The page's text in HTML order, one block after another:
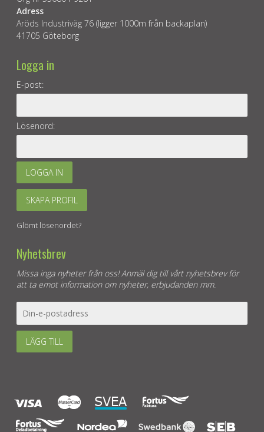
Adress
Aröds Industriväg 76 (ligger 1000m från backaplan)
41705 Göteborg
Logga in
E-post:
Lösenord:
LOGGA IN
SKAPA PROFIL
Glömt lösenordet?
Nyhetsbrev
Missa inga nyheter från oss! Anmäl dig till vårt nyhetsbrev för
att ta emot information om nyheter, erbjudanden mm.
LÄGG TILL